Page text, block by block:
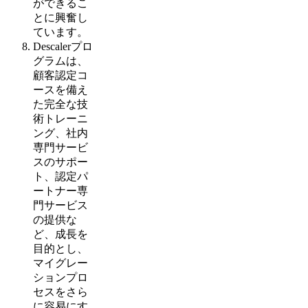
ができるこ
とに興奮し
ています。
Descalerプロ
グラムは、
顧客認定コ
ースを備え
た完全な技
術トレーニ
ング、社内
専門サービ
スのサポー
ト、認定パ
ートナー専
門サービス
の提供な
ど、成長を
目的とし、
マイグレー
ションプロ
セスをさら